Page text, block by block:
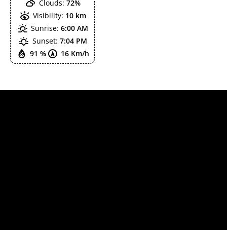
91 % 16 Km/h
Clouds: 72%
Visibility: 10 km
Sunrise: 6:00 AM
Sunset: 7:04 PM